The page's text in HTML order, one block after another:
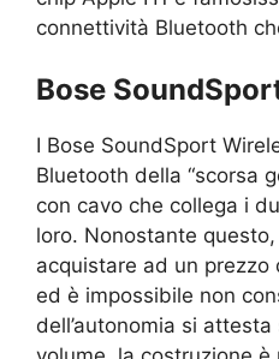
connettività Bluetooth
Bose
I Bose SoundSport
Bluetooth della “scorsa
con cavo che collega i
loro. Nonostante
acquistare ad un prezzo
ed è impossibile non
dell’autonomia si